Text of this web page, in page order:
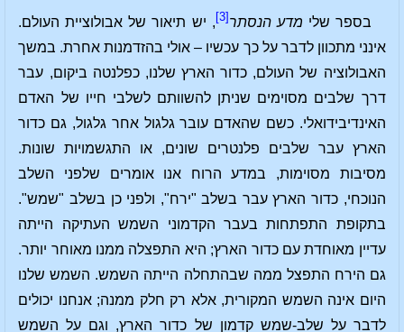
בספר שלי מדע הנסתר [3]
, יש תיאור של אבולוציית העולם.
אינני מתכוון לדבר על כך עכשיו – אולי בהזדמנות אחרת. במשך
האבולוציה של העולם, כדור הארץ שלנו, כפלנטה ביקום, עבר
דרך שלבים מסוימים שניתן להשוותם לשלבי חייו של האדם
האינדיבידואלי. כשם שהאדם עובר גלגול אחר גלגול, גם כדור
הארץ עבר שלבים פלנטרים שונים, או התגשמויות שונות.
מסיבות מסוימות, במדע הרוח אנו אומרים שלפני השלב
הנוכחי, כדור הארץ עבר בשלב "ירח", ולפני כן בשלב "שמש".
בתקופת התפתחות בעבר הקדמוני השמש העתיקה הייתה
עדיין מאוחדת עם כדור הארץ; היא התפצלה ממנו מאוחר יותר.
גם הירח התפצל ממה שבהתחלה הייתה השמש. השמש שלנו
היום אינה השמש המקורית, אלא רק חלק ממנה; אנחנו יכולים
לדבר על שלב-שמש קדמון של כדור הארץ, וגם על השמש